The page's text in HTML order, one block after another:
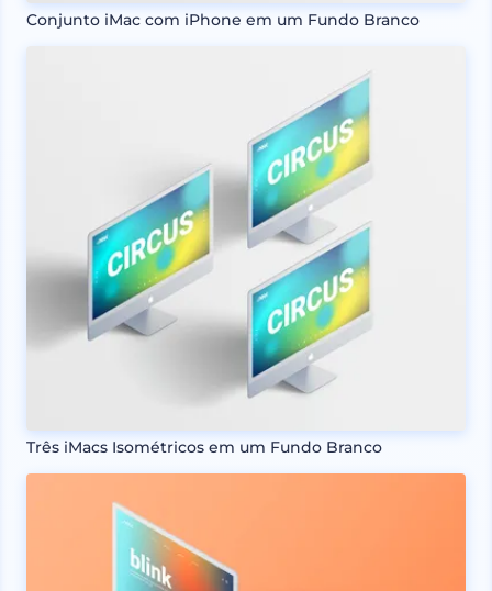
Conjunto iMac com iPhone em um Fundo Branco
Três iMacs Isométricos em um Fundo Branco